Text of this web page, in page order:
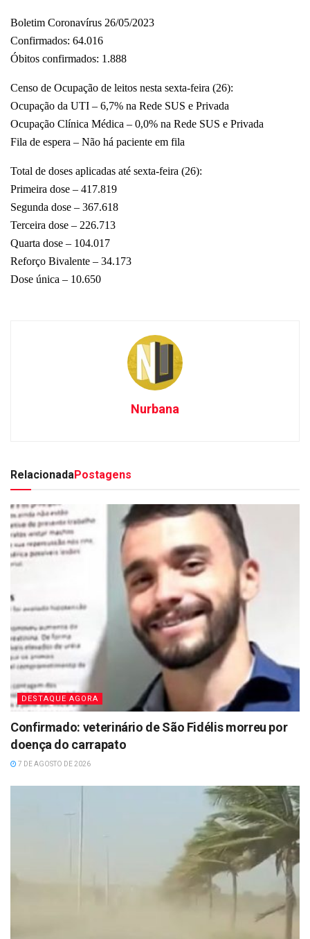
Boletim Coronavírus 26/05/2023
Confirmados: 64.016
Óbitos confirmados: 1.888
Censo de Ocupação de leitos nesta sexta-feira (26):
Ocupação da UTI – 6,7% na Rede SUS e Privada
Ocupação Clínica Médica – 0,0% na Rede SUS e Privada
Fila de espera – Não há paciente em fila
Total de doses aplicadas até sexta-feira (26):
Primeira dose – 417.819
Segunda dose – 367.618
Terceira dose – 226.713
Quarta dose – 104.017
Reforço Bivalente – 34.173
Dose única – 10.650
Nurbana
RelacionadaPostagens
DESTAQUE AGORA
Confirmado: veterinário de São Fidélis morreu por
doença do carrapato
7 DE AGOSTO DE 2026